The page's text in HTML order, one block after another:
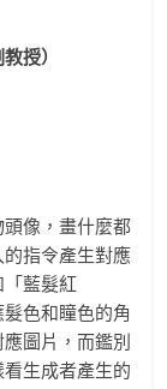
授）
像，畫什麼都
指令產生對應
藍髮紅
色和瞳色的角
圖片，而鑑別
生成者產生的